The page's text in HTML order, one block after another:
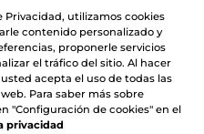
Champú Sólido
Suavidad
Solido 60 g
(422)
7,99€
Privacidad, utilizamos cookies
contenido personalizado y
proponerle servicios
el tráfico del sitio. Al hacer
acepta el uso de todas las
Para saber más sobre
"Configuración de cookies" en el
privacidad